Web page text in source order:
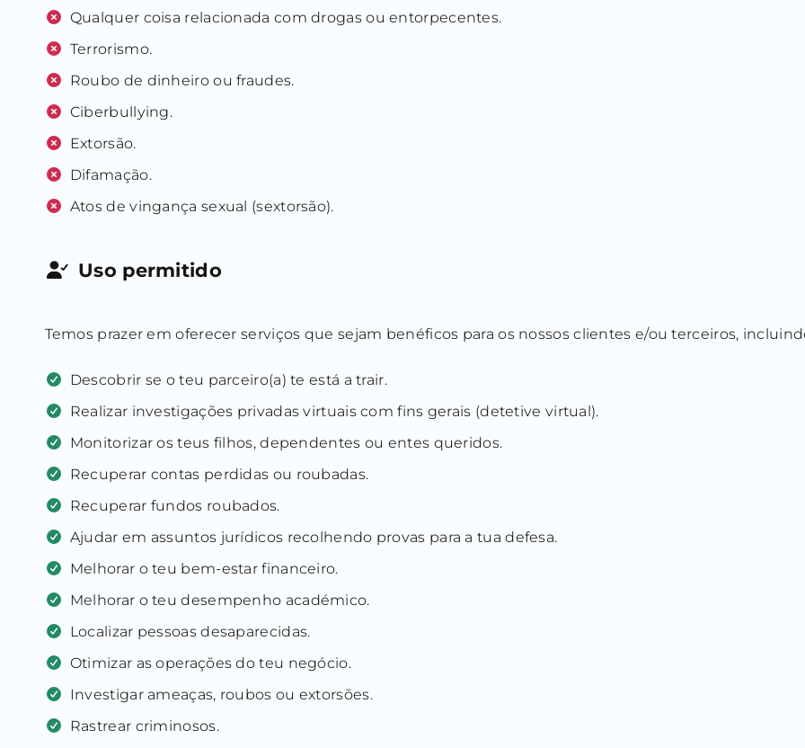
Qualquer coisa relacionada com drogas ou entorpecentes.
Terrorismo.
Roubo de dinheiro ou fraudes.
Ciberbullying.
Extorsão.
Difamação.
Atos de vingança sexual (sextorsão).
Uso permitido
Temos prazer em oferecer serviços que sejam benéficos para os nossos clientes e/ou terceiros,
Descobrir se o teu parceiro(a) te está a trair.
Realizar investigações privadas virtuais com fins gerais (detetive virtual).
Monitorizar os teus filhos, dependentes ou entes queridos.
Recuperar contas perdidas ou roubadas.
Recuperar fundos roubados.
Ajudar em assuntos jurídicos recolhendo provas para a tua defesa.
Melhorar o teu bem-estar financeiro.
Melhorar o teu desempenho académico.
Localizar pessoas desaparecidas.
Otimizar as operações do teu negócio.
Investigar ameaças, roubos ou extorsões.
Rastrear criminosos.